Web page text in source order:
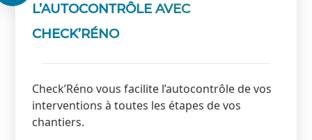
L’AUTOCONTRÔLE AVEC
CHECK’RÉNO
Check’Réno vous facilite l’autocontrôle de vos
interventions à toutes les étapes de vos
chantiers.